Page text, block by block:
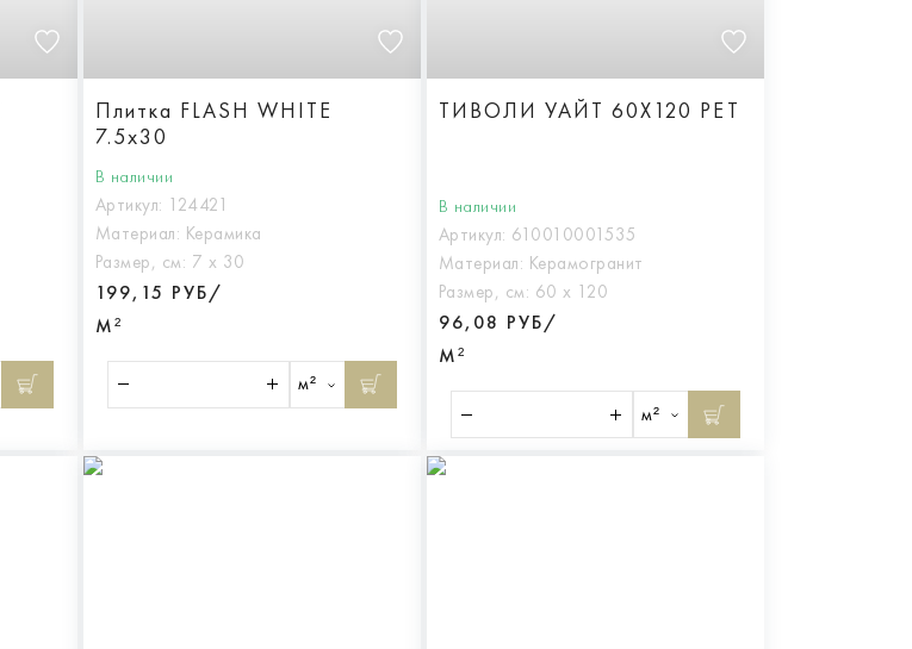
Плитка FLASH WHITE
7.5x30
В наличии
Артикул: 124421
Материал: Керамика
Размер, см: 7 х 30
199,15 РУБ/
М²
м²
ТИВОЛИ УАЙТ 60X120 РЕТ
В наличии
Артикул: 610010001535
Материал: Керамогранит
Размер, см: 60 х 120
96,08 РУБ/
М²
м²